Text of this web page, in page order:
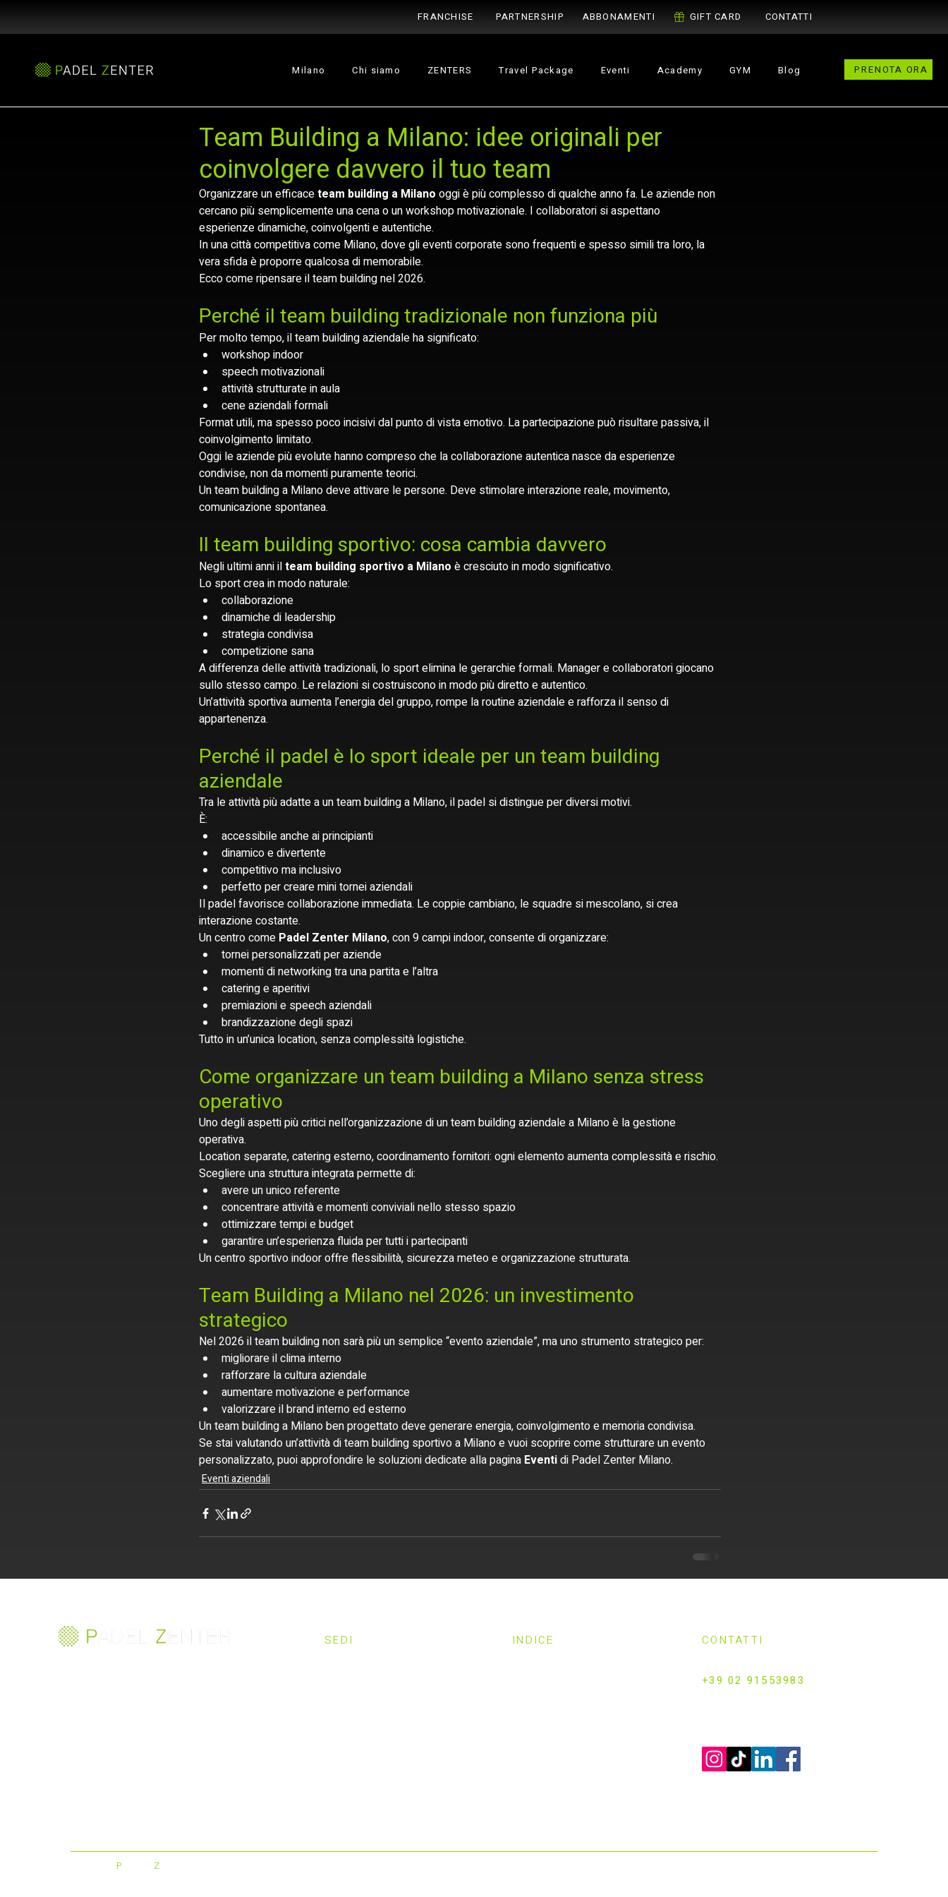
FRANCHISE PARTNERSHIP ABBONAMENTI GIFT CARD CONTATTI
Milano Chi siamo ZENTERS Travel Package Eventi Academy GYM Blog PRENOTA ORA
Team Building a Milano: idee originali per
coinvolgere davvero il tuo team
Organizzare un efficace team building a Milano oggi è più complesso di qualche anno fa. Le aziende non
cercano più semplicemente una cena o un workshop motivazionale. I collaboratori si aspettano
esperienze dinamiche, coinvolgenti e autentiche.
In una città competitiva come Milano, dove gli eventi corporate sono frequenti e spesso simili tra loro, la
vera sfida è proporre qualcosa di memorabile.
Ecco come ripensare il team building nel 2026.
Perché il team building tradizionale non funziona più
Per molto tempo, il team building aziendale ha significato:
workshop indoor
speech motivazionali
attività strutturate in aula
cene aziendali formali
Format utili, ma spesso poco incisivi dal punto di vista emotivo. La partecipazione può risultare passiva, il
coinvolgimento limitato.
Oggi le aziende più evolute hanno compreso che la collaborazione autentica nasce da esperienze
condivise, non da momenti puramente teorici.
Un team building a Milano deve attivare le persone. Deve stimolare interazione reale, movimento,
comunicazione spontanea.
Il team building sportivo: cosa cambia davvero
Negli ultimi anni il team building sportivo a Milano è cresciuto in modo significativo.
Lo sport crea in modo naturale:
collaborazione
dinamiche di leadership
strategia condivisa
competizione sana
A differenza delle attività tradizionali, lo sport elimina le gerarchie formali. Manager e collaboratori giocano
sullo stesso campo. Le relazioni si costruiscono in modo più diretto e autentico.
Un’attività sportiva aumenta l’energia del gruppo, rompe la routine aziendale e rafforza il senso di
appartenenza.
Perché il padel è lo sport ideale per un team building
aziendale
Tra le attività più adatte a un team building a Milano, il padel si distingue per diversi motivi.
È:
accessibile anche ai principianti
dinamico e divertente
competitivo ma inclusivo
perfetto per creare mini tornei aziendali
Il padel favorisce collaborazione immediata. Le coppie cambiano, le squadre si mescolano, si crea
interazione costante.
Un centro come Padel Zenter Milano, con 9 campi indoor, consente di organizzare:
tornei personalizzati per aziende
momenti di networking tra una partita e l’altra
catering e aperitivi
premiazioni e speech aziendali
brandizzazione degli spazi
Tutto in un’unica location, senza complessità logistiche.
Come organizzare un team building a Milano senza stress
operativo
Uno degli aspetti più critici nell’organizzazione di un team building aziendale a Milano è la gestione
operativa.
Location separate, catering esterno, coordinamento fornitori: ogni elemento aumenta complessità e rischio.
Scegliere una struttura integrata permette di:
avere un unico referente
concentrare attività e momenti conviviali nello stesso spazio
ottimizzare tempi e budget
garantire un’esperienza fluida per tutti i partecipanti
Un centro sportivo indoor offre flessibilità, sicurezza meteo e organizzazione strutturata.
Team Building a Milano nel 2026: un investimento
strategico
Nel 2026 il team building non sarà più un semplice “evento aziendale”, ma uno strumento strategico per:
migliorare il clima interno
rafforzare la cultura aziendale
aumentare motivazione e performance
valorizzare il brand interno ed esterno
Un team building a Milano ben progettato deve generare energia, coinvolgimento e memoria condivisa.
Se stai valutando un’attività di team building sportivo a Milano e vuoi scoprire come strutturare un evento
personalizzato, puoi approfondire le soluzioni dedicate alla pagina Eventi di Padel Zenter Milano.
Eventi aziendali
P Z
SEDI
INDICE
CONTATTI
+39 02 91553983